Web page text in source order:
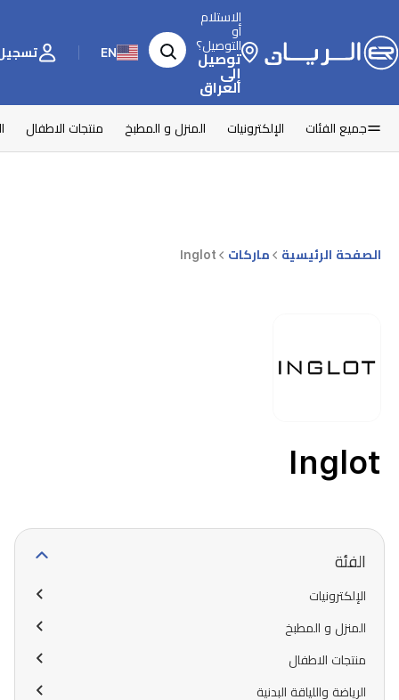
الاستلام
أو
التوصيل؟
توصيل
إلى
العراق
EN تسجيل
جميع الفئات الإلكترونيات المنزل و المطبخ منتجات الاطفال
الصفحة الرئيسية ماركات Inglot
Inglot
الفئة
الإلكترونيات
المنزل و المطبخ
منتجات الاطفال
الرياضة واللياقة البدنية